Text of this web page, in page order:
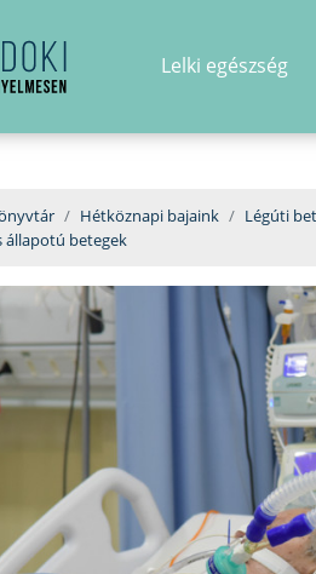
Lelki egészség
Hétköznapi bajaink
Légúti
állapotú betegek